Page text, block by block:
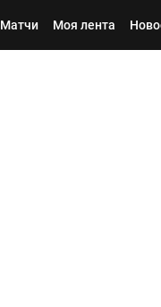
Матчи Моя лента